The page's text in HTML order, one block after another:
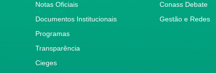
Notas Oficiais
Documentos Institucionais
Programas
Transparência
Cieges
Conass Debate
Gestão e Redes